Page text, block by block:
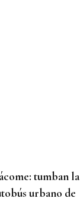
tumban la
urbano de